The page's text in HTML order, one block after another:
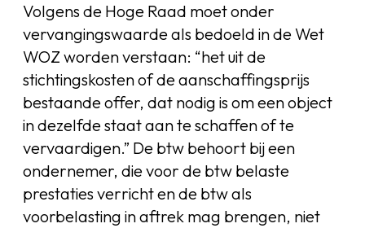
Volgens de Hoge Raad moet onder
vervangingswaarde als bedoeld in de Wet
WOZ worden verstaan: “het uit de
stichtingskosten of de aanschaffingsprijs
bestaande offer, dat nodig is om een object
in dezelfde staat aan te schaffen of te
vervaardigen.” De btw behoort bij een
ondernemer, die voor de btw belaste
prestaties verricht en de btw als
voorbelasting in aftrek mag brengen, niet